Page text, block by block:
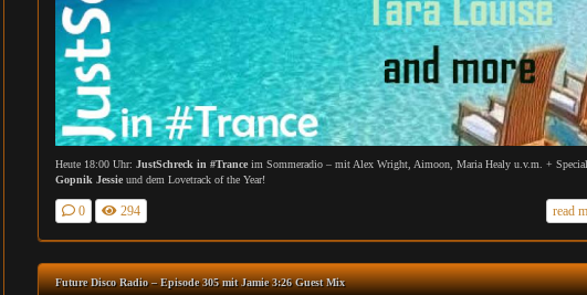
Heute 18:00 Uhr: JustSchreck in #Tranceim Sommeradio – mit Alex Wright, Aimoon, Maria Healy u.v.m. +
Gopnik Jessieund dem Lovetrack of the Year!
0 294 read
Future Disco Radio – Episode 305 mit Jamie 3:26 Guest Mix